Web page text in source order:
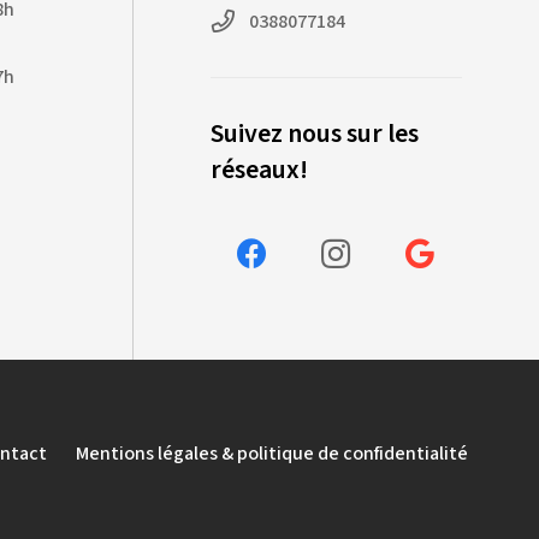
0388077184
Suivez nous sur les
réseaux!
Mentions légales & politique de confidentialité